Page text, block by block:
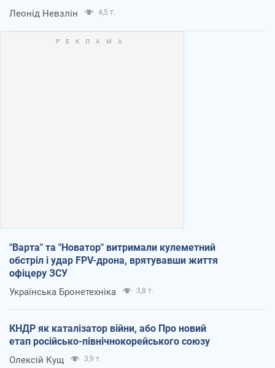
Леонід Невзлін 4,5 т.
"Варта" та "Новатор" витримали кулеметний
обстріл і удар FPV-дрона, врятувавши життя
офіцеру ЗСУ
Українська Бронетехніка 3,8 т.
КНДР як каталізатор війни, або Про новий
етап російсько-північнокорейського союзу
Олексій Кущ 3,9 т.